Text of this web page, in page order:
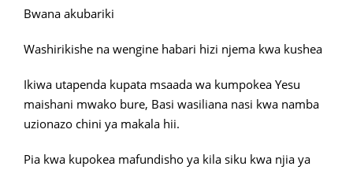
Bwana akubariki
Washirikishe na wengine habari hizi njema kwa kushea
Ikiwa utapenda kupata msaada wa kumpokea Yesu
maishani mwako bure, Basi wasiliana nasi kwa namba
uzionazo chini ya makala hii.
Pia kwa kupokea mafundisho ya kila siku kwa njia ya